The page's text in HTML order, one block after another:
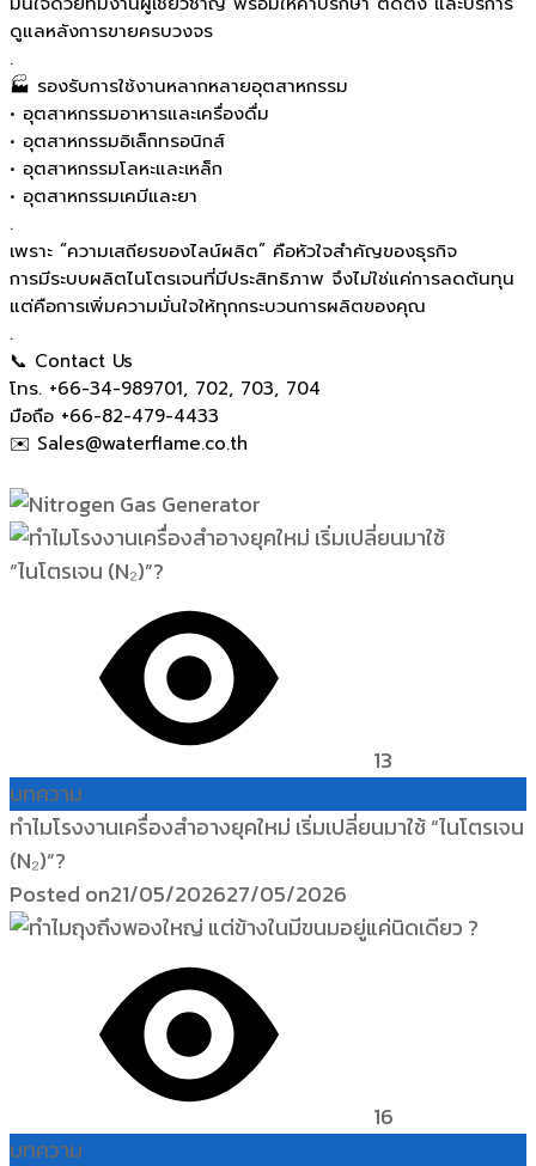
ดูแลหลังการขายครบวงจร
.
🏭 รองรับการใช้งานหลากหลายอุตสาหกรรม
• อุตสาหกรรมอาหารและเครื่องดื่ม
• อุตสาหกรรมอิเล็กทรอนิกส์
• อุตสาหกรรมโลหะและเหล็ก
• อุตสาหกรรมเคมีและยา
.
เพราะ “ความเสถียรของไลน์ผลิต” คือหัวใจสำคัญของธุรกิจ
การมีระบบผลิตไนโตรเจนที่มีประสิทธิภาพ จึงไม่ใช่แค่การลดต้นทุน
แต่คือการเพิ่มความมั่นใจให้ทุกกระบวนการผลิตของคุณ
.
📞 Contact Us
โทร. +66-34-989701, 702, 703, 704
มือถือ +66-82-479-4433
✉️ Sales@waterflame.co.th
13
บทความ
ทำไมโรงงานเครื่องสำอางยุคใหม่ เริ่มเปลี่ยนมาใช้ “ไนโตรเจน
(N₂)”?
Posted on21/05/202627/05/2026
16
บทความ